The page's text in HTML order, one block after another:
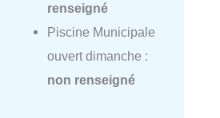
renseigné
Piscine Municipale
ouvert dimanche :
non renseigné